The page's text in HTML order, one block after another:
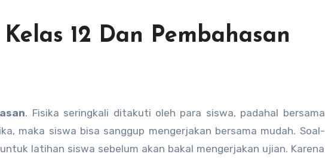
12 Dan Pembahasan
. Fisika seringkali ditakuti oleh para siswa, padahal bersama
maka siswa bisa sanggup mengerjakan bersama mudah. Soal-
latihan siswa sebelum akan bakal mengerjakan ujian. Karena